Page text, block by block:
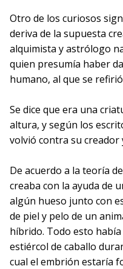
Otro de los curiosos
deriva de la supuesta
alquimista y astrólogo
quien presumía haber
humano, al que se
Se dice que era una
altura, y según los
volvió contra su creador
De acuerdo a la teoría
creaba con la ayuda de
algún hueso junto con
de piel y pelo de un
híbrido. Todo esto
estiércol de caballo
cual el embrión estaría